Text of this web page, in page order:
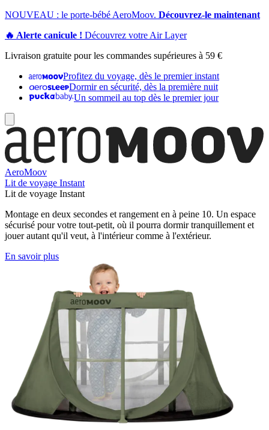
NOUVEAU : le porte-bébé AeroMoov. Découvrez-le maintenant
🔥 Alerte canicule ! Découvrez votre Air Layer
Livraison gratuite pour les commandes supérieures à 59 €
Profitez du voyage, dès le premier instant
Dormir en sécurité, dès la première nuit
Un sommeil au top dès le premier jour
AeroMoov
Lit de voyage Instant
Lit de voyage Instant
Montage en deux secondes et rangement en à peine 10. Un espace
sécurisé pour votre tout-petit, où il pourra dormir tranquillement et
jouer autant qu'il veut, à l'intérieur comme à l'extérieur.
En savoir plus